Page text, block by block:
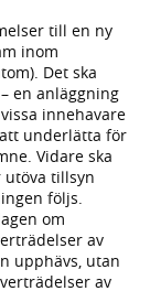
till en ny
inom
Det ska
en anläggning
innehavare
underlätta för
Vidare ska
utöva tillsyn
följs.
om
av
upphävs, utan
av